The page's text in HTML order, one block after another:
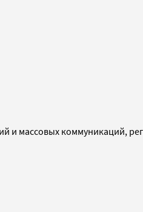
и массовых коммуникаций,